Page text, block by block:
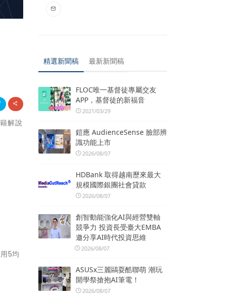
解說
5均
精選新聞稿 最新新聞稿
FLOC唯一基督徒專屬交友
APP，基督徒的新福音
2021/03/29
鎧應 AudienceSense 臉部辨
識功能上市
2026/08/07
HDBank 取得越南歷來最大
規模國際銀團社會貸款
2026/08/07
創智動能強化AI與經營雙軸
競爭力 投資長受臺大EMBA
邀分享AI時代投資思維
2026/08/07
ASUSx三麗鷗耍酷聯萌 潮玩
開學祭搶抱AI筆電！
2026/08/07